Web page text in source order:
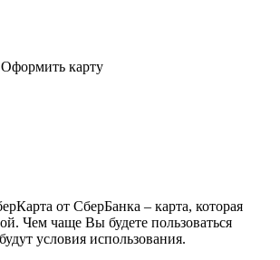
карту
от СберБанка – карта, которая
Чем чаще Вы будете пользоваться
условия использования.